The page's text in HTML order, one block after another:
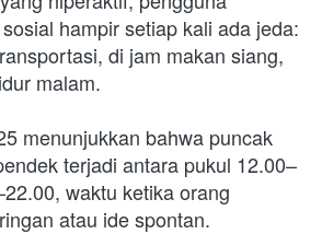
hampir setiap kali ada jeda:
di jam makan siang,
malam.
menunjukkan bahwa puncak
terjadi antara pukul 12.00–
waktu ketika orang
atau ide spontan.